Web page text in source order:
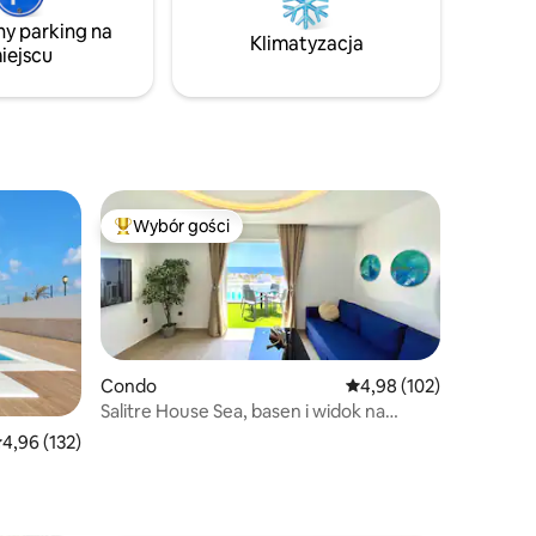
takie
z Lanzarote z dbałością o najdrobniejsze
szczegóły, aby zapewnić wyjątkowe
wakacje w otoczeniu sztuki w każdym
parking na
Klimatyzacja
ocena: 4,96 na 5, liczba recenzji: 132
4,96 (132)
Najpopularniejsze z kategorii Wybór gości
Wybór gości
Condo Średnia ocena: 4,98
4,98 (102)
Salitre House Sea, basen i widok na